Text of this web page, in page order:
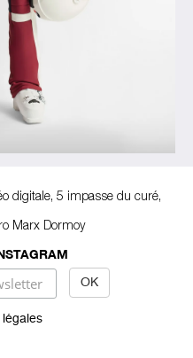
digitale, 5 impasse du curé,
Marx Dormoy
légales